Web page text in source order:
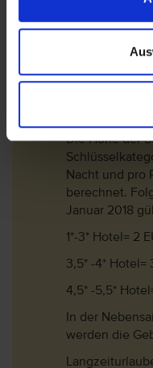
Das
Anfrage.
Die Höhe der
Nacht und pro
berechnet.
Januar 2018
1*-3* Hotel= 2
3,5* -4* Hotel=
4,5* -5,5*
In der
werden die